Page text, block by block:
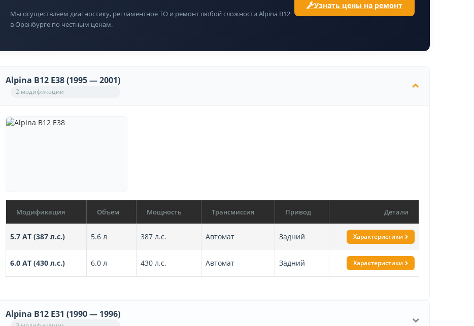
Мы осуществляем диагностику, регламентное ТО и ремонт любой сложности Alpina B12
в Оренбурге по честным ценам.
Узнать цены на ремонт
Alpina B12 E38 (1995 — 2001)
2 модификации
Модификация Объем Мощность Трансмиссия Привод Детали
5.7 AT (387 л.с.) 5.6 л 387 л.с. Автомат Задний Характеристики
6.0 AT (430 л.с.) 6.0 л 430 л.с. Автомат Задний Характеристики
Alpina B12 E31 (1990 — 1996)